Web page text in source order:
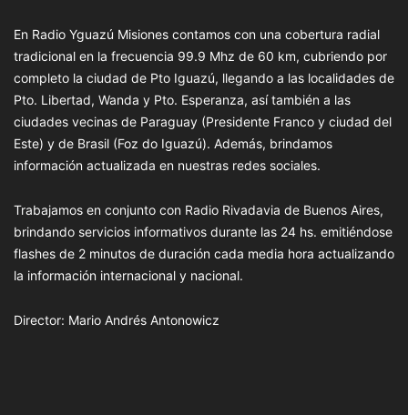
En Radio Yguazú Misiones contamos con una cobertura radial
tradicional en la frecuencia 99.9 Mhz de 60 km, cubriendo por
completo la ciudad de Pto Iguazú, llegando a las localidades de
Pto. Libertad, Wanda y Pto. Esperanza, así también a las
ciudades vecinas de Paraguay (Presidente Franco y ciudad del
Este) y de Brasil (Foz do Iguazú). Además, brindamos
información actualizada en nuestras redes sociales.
Trabajamos en conjunto con Radio Rivadavia de Buenos Aires,
brindando servicios informativos durante las 24 hs. emitiéndose
flashes de 2 minutos de duración cada media hora actualizando
la información internacional y nacional.
Director: Mario Andrés Antonowicz